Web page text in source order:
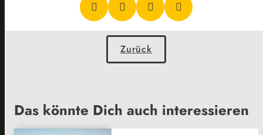
Zurück
Das könnte Dich auch interessieren